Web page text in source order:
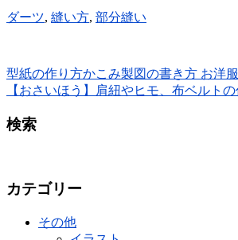
ダーツ, 縫い方, 部分縫い
型紙の作り方かこみ製図の書き方 お洋
【おさいほう】肩紐やヒモ、布ベルトの
検索
カテゴリー
その他